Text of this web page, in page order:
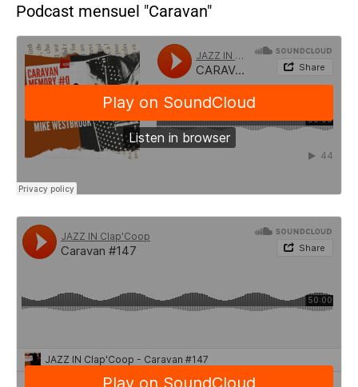
Podcast mensuel "Caravan"